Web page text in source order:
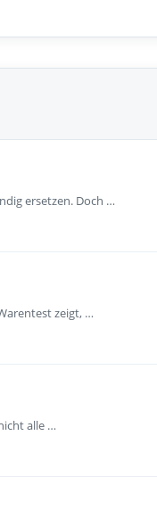
ersetzen. Doch …
zeigt, …
alle …